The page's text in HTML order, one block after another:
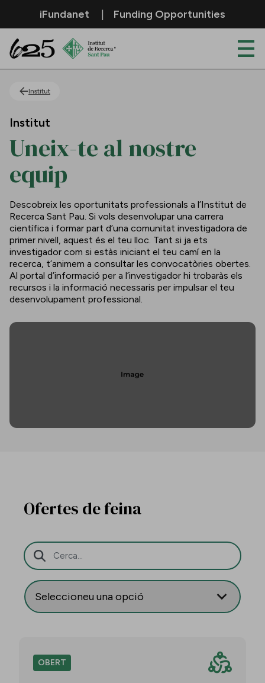
Salta al contingut principal
iFundanet Funding Opportunities
Institut
Institut
Uneix-te al nostre
equip
Descobreix les oportunitats professionals a l’Institut de
Recerca Sant Pau. Si vols desenvolupar una carrera
científica i formar part d’una comunitat investigadora de
primer nivell, aquest és el teu lloc. Tant si ja ets
investigador com si estàs iniciant el teu camí en la
recerca, t’animem a consultar les convocatòries obertes.
Al portal d’informació per a l’investigador hi trobaràs els
recursos i la informació necessaris per impulsar el teu
desenvolupament professional.
Ofertes de feina
Barra de cerca
OBERT